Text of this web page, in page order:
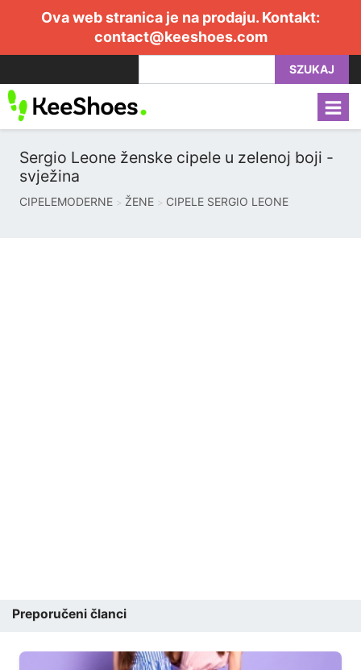
Ova web stranica je na prodaju. Kontakt:
contact@keeshoes.com
SZUKAJ
Sergio Leone ženske cipele u zelenoj boji -
svježina
CIPELEMODERNE ŽENE CIPELE SERGIO LEONE
Preporučeni članci